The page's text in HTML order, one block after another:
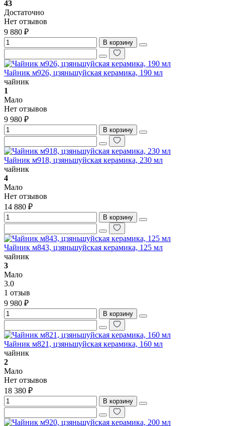
43
Достаточно
Нет отзывов
9 880 ₽
В корзину
Чайник м926, цзяньшуйская керамика, 190 мл
чайник
1
Мало
Нет отзывов
9 980 ₽
В корзину
Чайник м918, цзяньшуйская керамика, 230 мл
чайник
4
Мало
Нет отзывов
14 880 ₽
В корзину
Чайник м843, цзяньшуйская керамика, 125 мл
чайник
3
Мало
3.0
1 отзыв
9 980 ₽
В корзину
Чайник м821, цзяньшуйская керамика, 160 мл
чайник
2
Мало
Нет отзывов
18 380 ₽
В корзину